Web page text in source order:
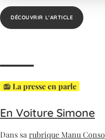
DÉCOUVRIR L’ARTICLE
📻La presse en parle
En Voiture Simone
Dans sa rubrique Manu Conso